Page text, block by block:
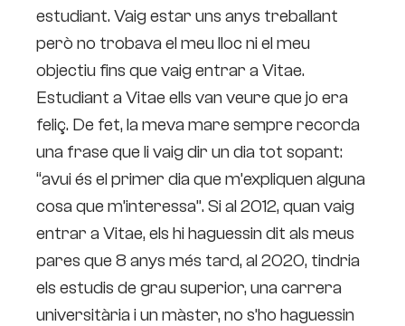
estudiant. Vaig estar uns anys treballant
però no trobava el meu lloc ni el meu
objectiu fins que vaig entrar a Vitae.
Estudiant a Vitae ells van veure que jo era
feliç. De fet, la meva mare sempre recorda
una frase que li vaig dir un dia tot sopant:
“avui és el primer dia que m’expliquen alguna
cosa que m’interessa”. Si al 2012, quan vaig
entrar a Vitae, els hi haguessin dit als meus
pares que 8 anys més tard, al 2020, tindria
els estudis de grau superior, una carrera
universitària i un màster, no s’ho haguessin